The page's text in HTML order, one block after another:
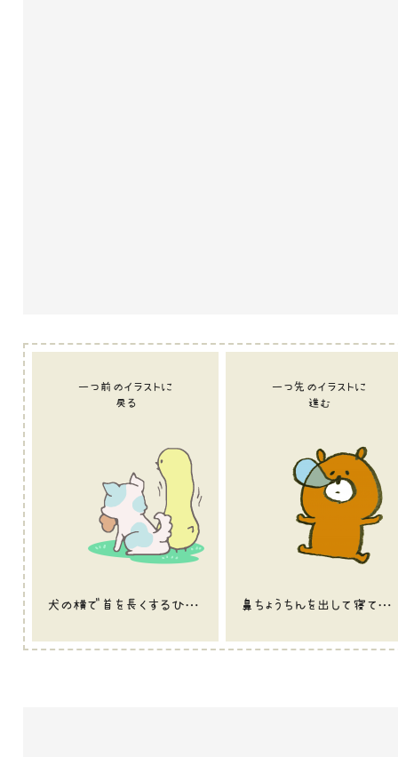
一つ前のイラストに
戻る
犬の横で首を長くするひよこのイラスト
一つ先のイラストに
進む
鼻ちょうちんを出して寝ている熊のイラスト